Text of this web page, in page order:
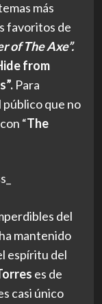
más
favoritos de
of The Axe”.
from
Para
que no
“The
del
mantenido
espíritu del
es de
casi único